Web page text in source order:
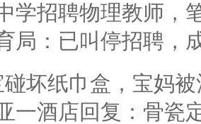
学招聘物理教师，
局：已叫停招聘，
碰坏纸巾盒，宝妈
一酒店回复：骨瓷